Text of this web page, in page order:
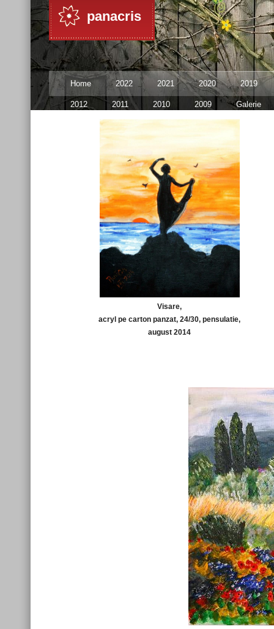
panacris
Home 2022 2021 2020 2019
2012 2011 2010 2009 Galerie
Contact
Visare,
acryl pe carton panzat, 24/30, pensulatie,
august 2014